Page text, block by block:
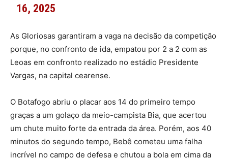
16, 2025
As Gloriosas garantiram a vaga na decisão da competição
porque, no confronto de ida, empatou por 2 a 2 com as
Leoas em confronto realizado no estádio Presidente
Vargas, na capital cearense.
O Botafogo abriu o placar aos 14 do primeiro tempo
graças a um golaço da meio-campista Bia, que acertou
um chute muito forte da entrada da área. Porém, aos 40
minutos do segundo tempo, Bebê cometeu uma falha
incrível no campo de defesa e chutou a bola em cima da